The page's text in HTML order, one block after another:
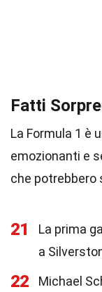
Fatti
La Formula 1 è
emozionanti e
che potrebbero
21
La prima
a
22
Michael